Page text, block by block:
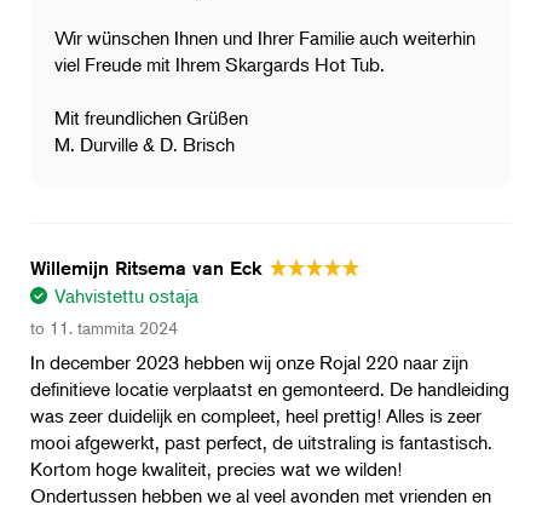
Wir wünschen Ihnen und Ihrer Familie auch weiterhin
viel Freude mit Ihrem Skargards Hot Tub.
Mit freundlichen Grüßen
M. Durville & D. Brisch
Willemijn Ritsema van Eck
Vahvistettu ostaja
to 11. tammita 2024
In december 2023 hebben wij onze Rojal 220 naar zijn
definitieve locatie verplaatst en gemonteerd. De handleiding
was zeer duidelijk en compleet, heel prettig! Alles is zeer
mooi afgewerkt, past perfect, de uitstraling is fantastisch.
Kortom hoge kwaliteit, precies wat we wilden!
Ondertussen hebben we al veel avonden met vrienden en